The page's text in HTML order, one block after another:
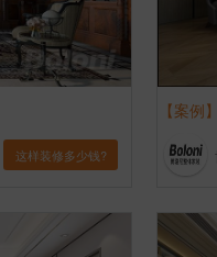
这样装修多少钱?
【案例